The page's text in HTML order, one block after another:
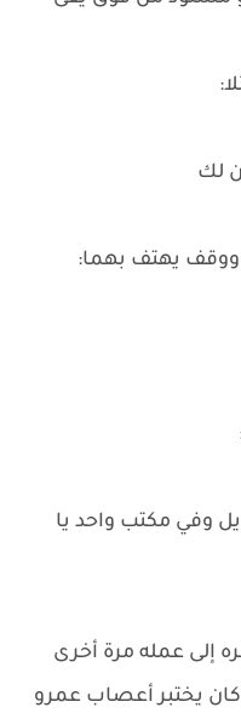
لك
ووقف يهتف بهما:
وفي مكتب واحد يا
إلى عمله مرة أخرى
كان يختبر أعصاب عمرو